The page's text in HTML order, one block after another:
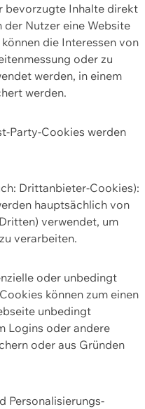
bevorzugte Inhalte direkt
der Nutzer eine Website
die Interessen von
oder zu
werden, in einem
werden.
Party-Cookies werden
Drittanbieter-Cookies):
hauptsächlich von
verwendet, um
verarbeiten.
oder unbedingt
können zum einen
unbedingt
Logins oder andere
oder aus Gründen
Personalisierungs-